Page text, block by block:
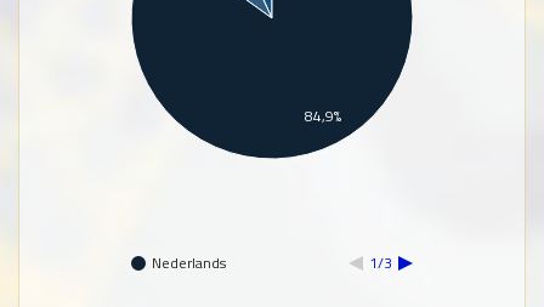
Nederlands 1/3
84,9%